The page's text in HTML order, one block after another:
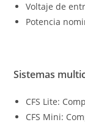
Voltaje de
Potencia
Sistemas
CFS Lite:
CFS Mini: